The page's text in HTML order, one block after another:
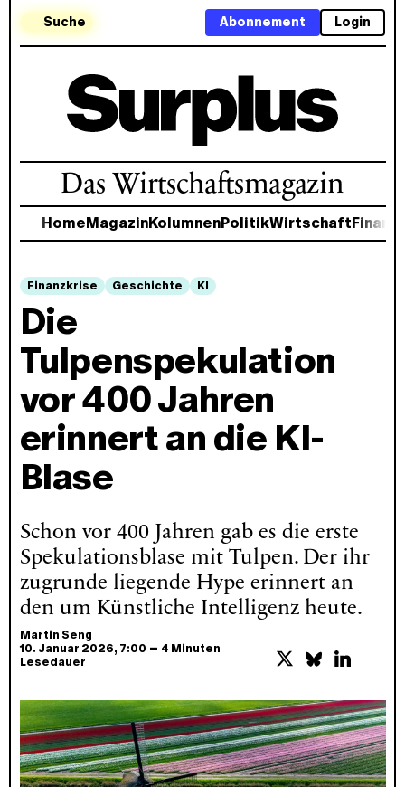
Suche Login
Abonnement
Das Wirtschaftsmagazin
Home MagazinKolumnenPolitikWirtschaft
Finanzkrise Geschichte KI
Die
Tulpenspekulation
vor 400 Jahren
erinnert an die KI-
Blase
Schon vor 400 Jahren gab es die erste
Spekulationsblase mit Tulpen. Der ihr
zugrunde liegende Hype erinnert an
den um Künstliche Intelligenz heute.
Martin Seng
10. Januar 2026, 7:00 – 4 Minuten
Lesedauer